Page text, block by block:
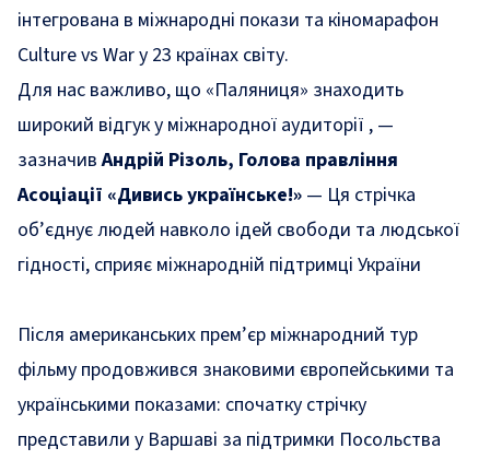
інтегрована в міжнародні покази та кіномарафон
Culture vs War у 23 країнах світу.
Для нас важливо, що «Паляниця» знаходить
широкий відгук у міжнародної аудиторії , —
зазначивАндрій Різоль, Голова правління
Асоціації «Дивись українське!» — Ця стрічка
об’єднує людей навколо ідей свободи та людської
гідності, сприяє міжнародній підтримці України
Після американських прем’єр міжнародний тур
фільму продовжився знаковими європейськими та
українськими показами: спочатку стрічку
представили у Варшаві за підтримки Посольства